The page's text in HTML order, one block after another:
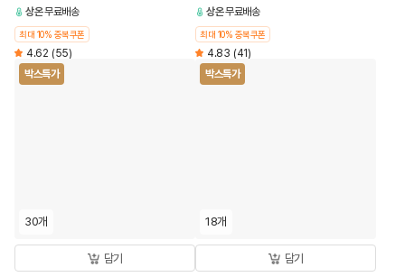
상온무료배송
최대 10% 중복쿠폰
4.62 (55)
상온무료배송
최대 10% 중복쿠폰
4.83 (41)
박스특가
30개
담기
박스특가
18개
담기